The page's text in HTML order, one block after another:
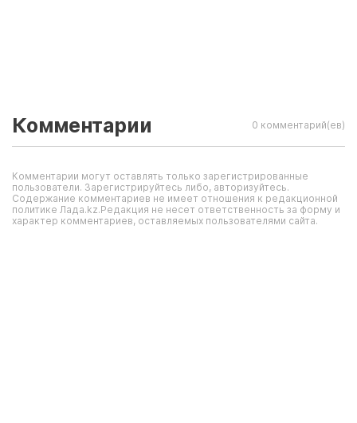
Комментарии 0 комментарий(ев)
Комментарии могут оставлять только зарегистрированные
пользователи. Зарегистрируйтесь либо, авторизуйтесь.
Содержание комментариев не имеет отношения к редакционной
политике Лада.kz.Редакция не несет ответственность за форму и
характер комментариев, оставляемых пользователями сайта.